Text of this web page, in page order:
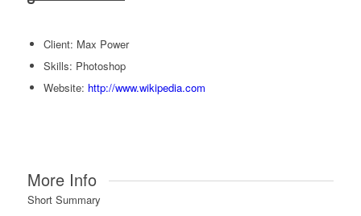
Client: Max Power
Skills: Photoshop
Website: http://www.wikipedia.com
More Info
Short Summary